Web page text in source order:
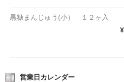
黒糖まんじゅう(小） １２ヶ入
営業日カレンダー